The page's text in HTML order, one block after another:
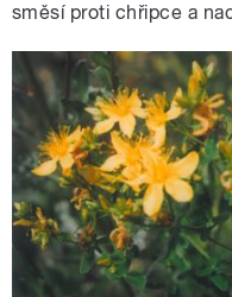
směsí proti chřipce a